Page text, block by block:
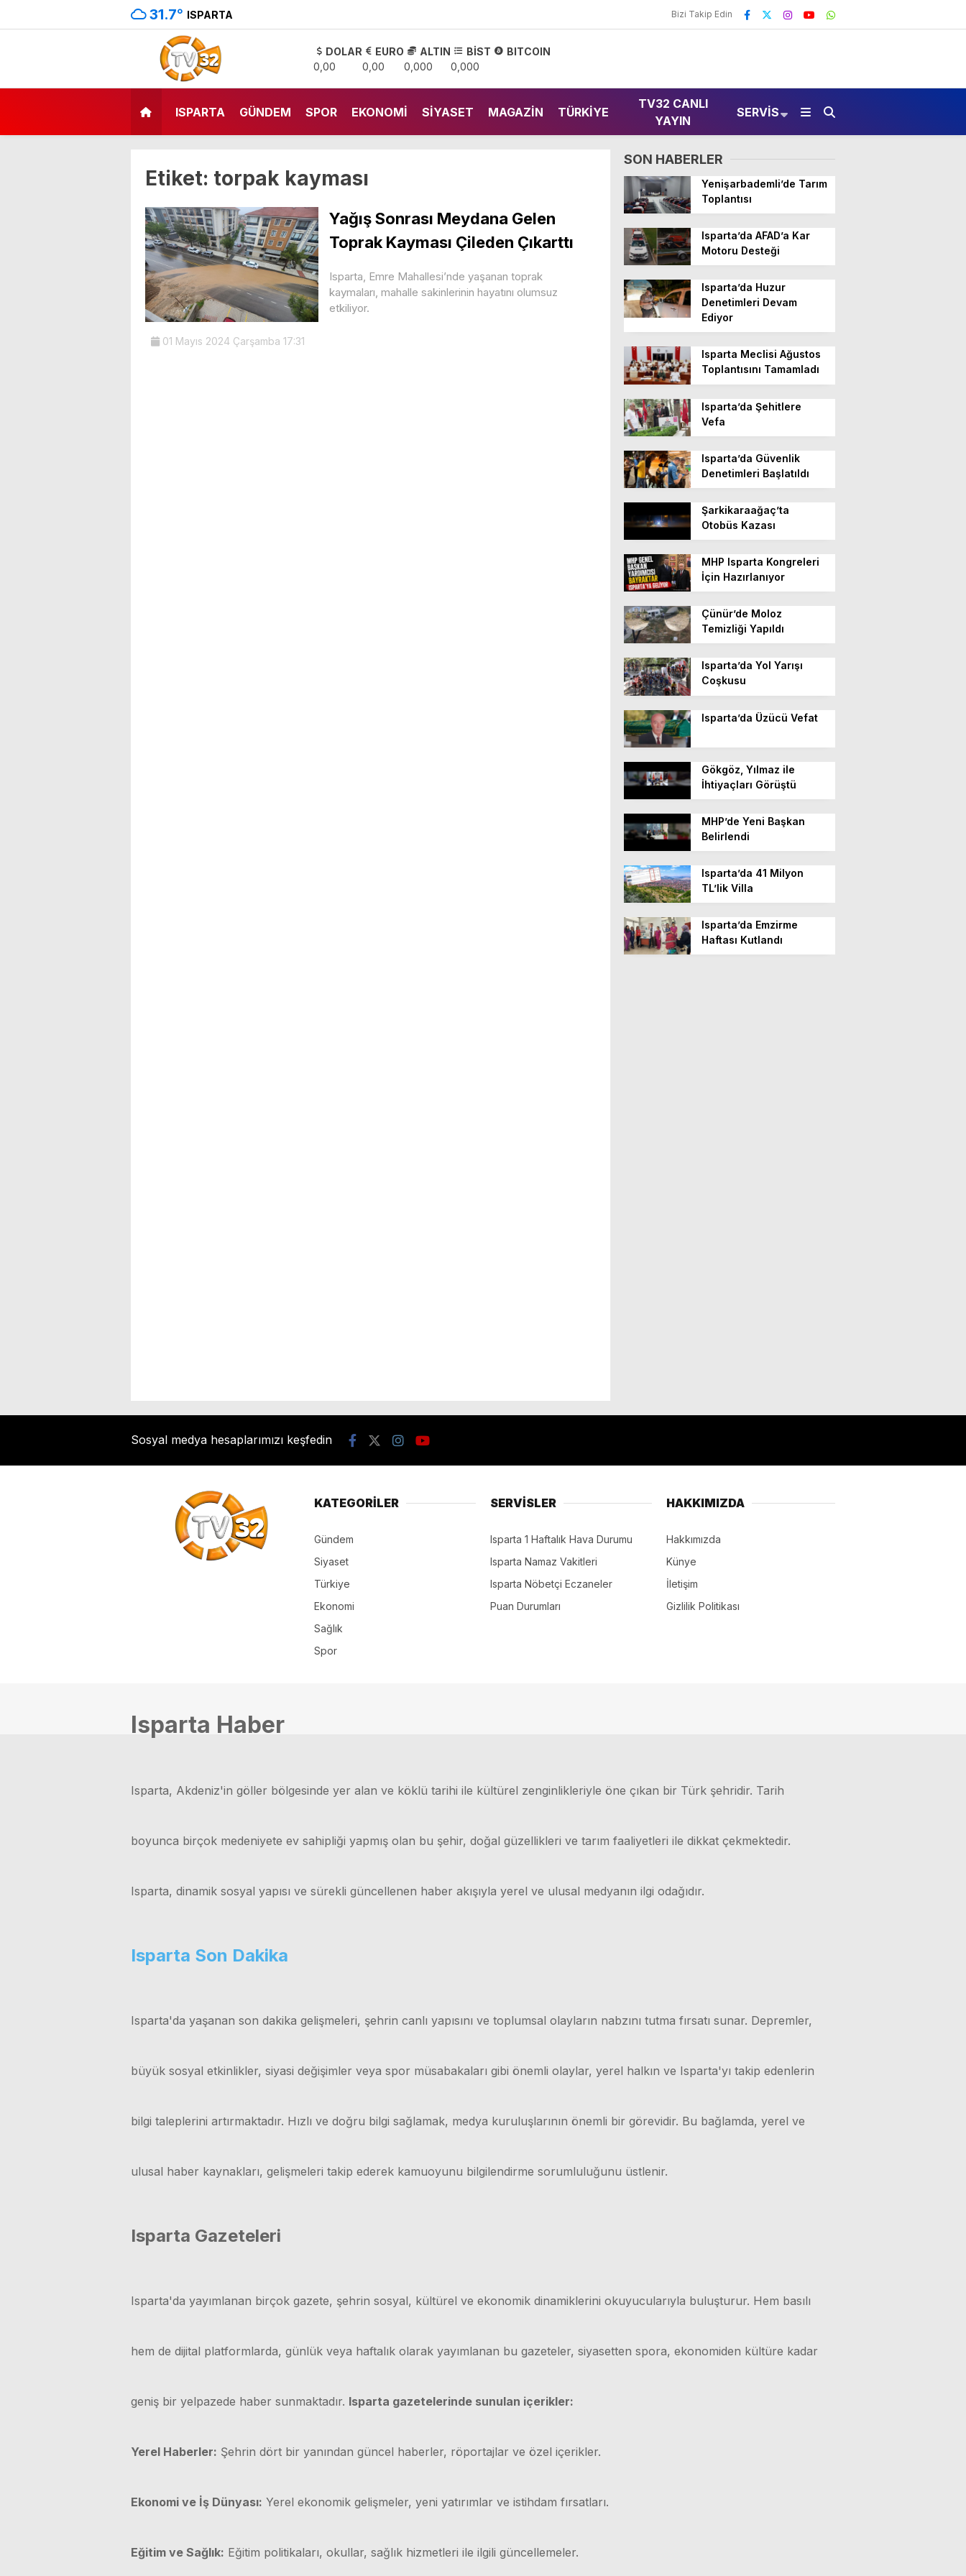
31.7° ISPARTA Bizi Takip Edin
DOLAR
0,00
EURO
0,00
ALTIN
0,000
BİST
0,000
BITCOIN
ISPARTA GÜNDEM SPOR EKONOMI SIYASET MAGAZIN TÜRKIYE
TV32 CANLI
YAYIN
SERVIS
Etiket: torpak kayması
Yağış Sonrası Meydana Gelen
Toprak Kayması Çileden Çıkarttı
Isparta, Emre Mahallesi’nde yaşanan toprak
kaymaları, mahalle sakinlerinin hayatını olumsuz
etkiliyor.
01 Mayıs 2024 Çarşamba 17:31
SON HABERLER
Yenişarbademli’de Tarım
Toplantısı
Isparta’da AFAD’a Kar
Motoru Desteği
Isparta’da Huzur
Denetimleri Devam
Ediyor
Isparta Meclisi Ağustos
Toplantısını Tamamladı
Isparta’da Şehitlere
Vefa
Isparta’da Güvenlik
Denetimleri Başlatıldı
Şarkikaraağaç’ta
Otobüs Kazası
MHP Isparta Kongreleri
İçin Hazırlanıyor
Çünür’de Moloz
Temizliği Yapıldı
Isparta’da Yol Yarışı
Coşkusu
Isparta’da Üzücü Vefat
Gökgöz, Yılmaz ile
İhtiyaçları Görüştü
MHP’de Yeni Başkan
Belirlendi
Isparta’da 41 Milyon
TL’lik Villa
Isparta’da Emzirme
Haftası Kutlandı
Sosyal medya hesaplarımızı keşfedin
KATEGORİLER
Gündem
Siyaset
Türkiye
Ekonomi
Sağlık
Spor
SERVİSLER
Isparta 1 Haftalık Hava Durumu
Isparta Namaz Vakitleri
Isparta Nöbetçi Eczaneler
Puan Durumları
HAKKIMIZDA
Hakkımızda
Künye
İletişim
Gizlilik Politikası
Isparta Haber
Isparta, Akdeniz'in göller bölgesinde yer alan ve köklü tarihi ile kültürel zenginlikleriyle öne çıkan bir Türk şehridir. Tarih
boyunca birçok medeniyete ev sahipliği yapmış olan bu şehir, doğal güzellikleri ve tarım faaliyetleri ile dikkat çekmektedir.
Isparta, dinamik sosyal yapısı ve sürekli güncellenen haber akışıyla yerel ve ulusal medyanın ilgi odağıdır.
Isparta Son Dakika
Isparta'da yaşanan son dakika gelişmeleri, şehrin canlı yapısını ve toplumsal olayların nabzını tutma fırsatı sunar. Depremler,
büyük sosyal etkinlikler, siyasi değişimler veya spor müsabakaları gibi önemli olaylar, yerel halkın ve Isparta'yı takip edenlerin
bilgi taleplerini artırmaktadır. Hızlı ve doğru bilgi sağlamak, medya kuruluşlarının önemli bir görevidir. Bu bağlamda, yerel ve
ulusal haber kaynakları, gelişmeleri takip ederek kamuoyunu bilgilendirme sorumluluğunu üstlenir.
Isparta Gazeteleri
Isparta'da yayımlanan birçok gazete, şehrin sosyal, kültürel ve ekonomik dinamiklerini okuyucularıyla buluşturur. Hem basılı
hem de dijital platformlarda, günlük veya haftalık olarak yayımlanan bu gazeteler, siyasetten spora, ekonomiden kültüre kadar
geniş bir yelpazede haber sunmaktadır. Isparta gazetelerinde sunulan içerikler:
Yerel Haberler: Şehrin dört bir yanından güncel haberler, röportajlar ve özel içerikler.
Ekonomi ve İş Dünyası: Yerel ekonomik gelişmeler, yeni yatırımlar ve istihdam fırsatları.
Eğitim ve Sağlık: Eğitim politikaları, okullar, sağlık hizmetleri ile ilgili güncellemeler.